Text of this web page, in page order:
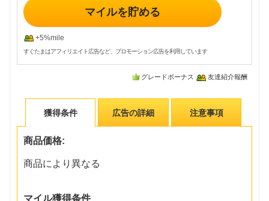
マイルを貯める
+5%mile
すぐたまはアフィリエイト広告など、プロモーション広告を利用しています
グレードボーナス 友達紹介報酬
獲得条件 広告の詳細 注意事項
商品価格:
商品により異なる
マイル獲得条件